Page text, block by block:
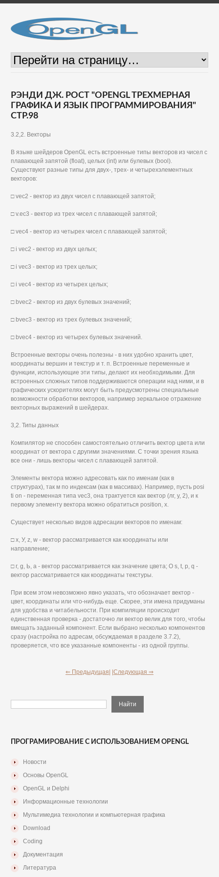
РЭНДИ ДЖ. РОСТ "OPENGL ТРЕХМЕРНАЯ
ГРАФИКА И ЯЗЫК ПРОГРАММИРОВАНИЯ"
СТР.98
3.2,2. Векторы
В языке шейдеров OpenGL есть встроенные типы векторов из чисел с
плавающей запятой (float), целых (int) или булевых (bool).
Существуют разные типы для двух-, трех- и четырехэлементных
векторов:
□ vec2 - вектор из двух чисел с плавающей запятой;
□ v.ec3 - вектор из трех чисел с плавающей запятой;
□ vec4 - вектор из четырех чисел с плавающей запятой;
□ i vec2 - вектор из двух целых;
□ i vec3 - вектор из трех целых;
□ i vec4 - вектор из четырех целых;
□ bvec2 - вектор из двух булевых значений;
□ bvec3 - вектор из трех булевых значений;
□ bvec4 - вектор из четырех булевых значений.
Встроенные векторы очень полезны - в них удобно хранить цвет,
координаты вершин и текстур и т. п. Встроенные переменные и
функции, использующие эти типы, делают их необходимыми. Для
встроенных сложных типов поддерживаются операции над ними, и в
графических ускорителях могут быть предусмотрены специальные
возможности обработки векторов, например зеркальное отражение
векторных выражений в шейдерах.
3,2. Типы данных
Компилятор не способен самостоятельно отличить вектор цвета или
координат от вектора с другими значениями. С точки зрения языка
все они - лишь векторы чисел с плавающей запятой.
Элементы вектора можно адресовать как по именам (как в
структурах), так м по индексам (как в массивах). Например, пусть posi
ti on - переменная типа vec3, она трактуется как вектор (лг, у, 2), и к
первому элементу вектора можно обратиться position, х.
Существует несколько видов адресации векторов по именам:
□ х, У, z, w - вектор рассматривается как координаты или
направление;
□ г, g, Ь, а - вектор рассматривается как значение цвета; О s, t, р, q -
вектор рассматривается как координаты текстуры.
При всем этом невозможно явно указать, что обозначает вектор -
цвет, координаты или что-нибудь еще. Скорее, эти имена придуманы
для удобства и читабельности. При компиляции происходит
единственная проверка - достаточно ли вектор велик для того, чтобы
вмещать заданный компонент. Если выбрано несколько компонентов
сразу (настройка по адресам, обсуждаемая в разделе 3.7.2),
проверяется, что все указанные компоненты - из одной группы.
⇐ Предыдущая| |Следующая ⇒
ПРОГРАМИРОВАНИЕ С ИСПОЛЬЗОВАНИЕМ OPENGL
Новости
Основы OpenGL
OpenGL и Delphi
Информационные технологии
Мультимедиа технологии и компьютерная графика
Download
Coding
Документация
Литература